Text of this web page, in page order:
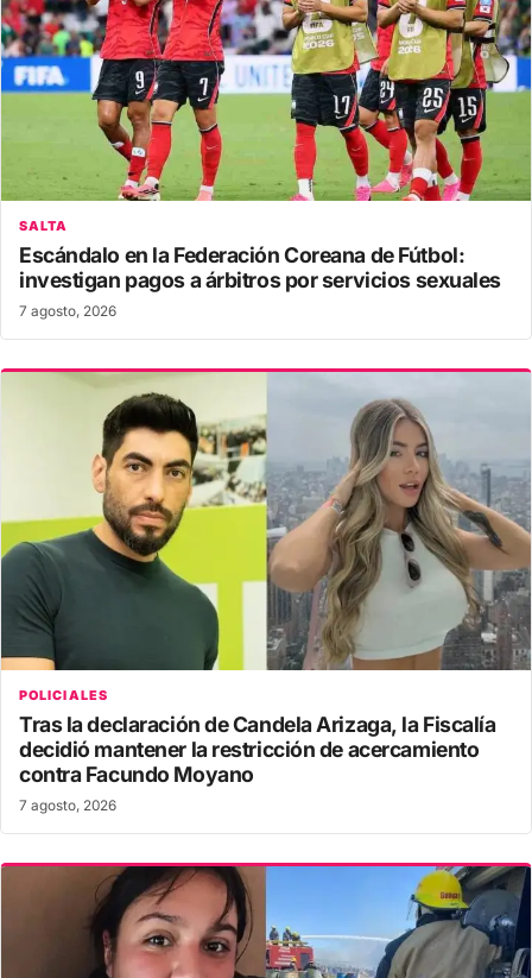
SALTA
Escándalo en la Federación Coreana de Fútbol:
investigan pagos a árbitros por servicios sexuales
7 agosto, 2026
POLICIALES
Tras la declaración de Candela Arizaga, la Fiscalía
decidió mantener la restricción de acercamiento
contra Facundo Moyano
7 agosto, 2026